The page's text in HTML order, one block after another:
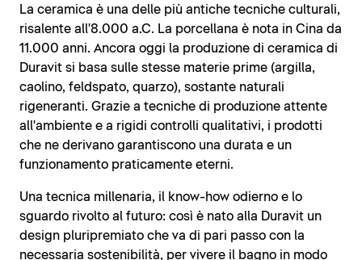
La ceramica è una delle più antiche tecniche culturali,
risalente all'8.000 a.C. La porcellana è nota in Cina da
11.000 anni. Ancora oggi la produzione di ceramica di
Duravit si basa sulle stesse materie prime (argilla,
caolino, feldspato, quarzo), sostante naturali
rigeneranti. Grazie a tecniche di produzione attente
all'ambiente e a rigidi controlli qualitativi, i prodotti
che ne derivano garantiscono una durata e un
funzionamento praticamente eterni.
Una tecnica millenaria, il know-how odierno e lo
sguardo rivolto al futuro: così è nato alla Duravit un
design pluripremiato che va di pari passo con la
necessaria sostenibilità, per vivere il bagno in modo